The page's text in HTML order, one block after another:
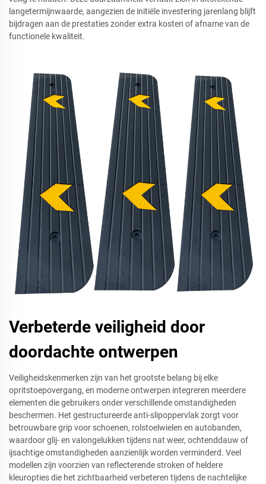
langetermijnwaarde, aangezien de initiële investering jarenlang blijft
bijdragen aan de prestaties zonder extra kosten of afname van de
functionele kwaliteit.
Verbeterde veiligheid door
doordachte ontwerpen
Veiligheidskenmerken zijn van het grootste belang bij elke
opritstoepovergang, en moderne ontwerpen integreren meerdere
elementen die gebruikers onder verschillende omstandigheden
beschermen. Het gestructureerde anti-slipoppervlak zorgt voor
betrouwbare grip voor schoenen, rolstoelwielen en autobanden,
waardoor glij- en valongelukken tijdens nat weer, ochtenddauw of
ijsachtige omstandigheden aanzienlijk worden verminderd. Veel
modellen zijn voorzien van reflecterende stroken of heldere
kleuropties die het zichtbaarheid verbeteren tijdens de nachtelijke